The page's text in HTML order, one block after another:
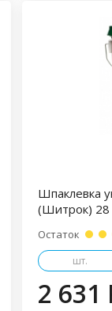
Шпаклевка
(Шитрок) 28
Остаток
шт.
2 631